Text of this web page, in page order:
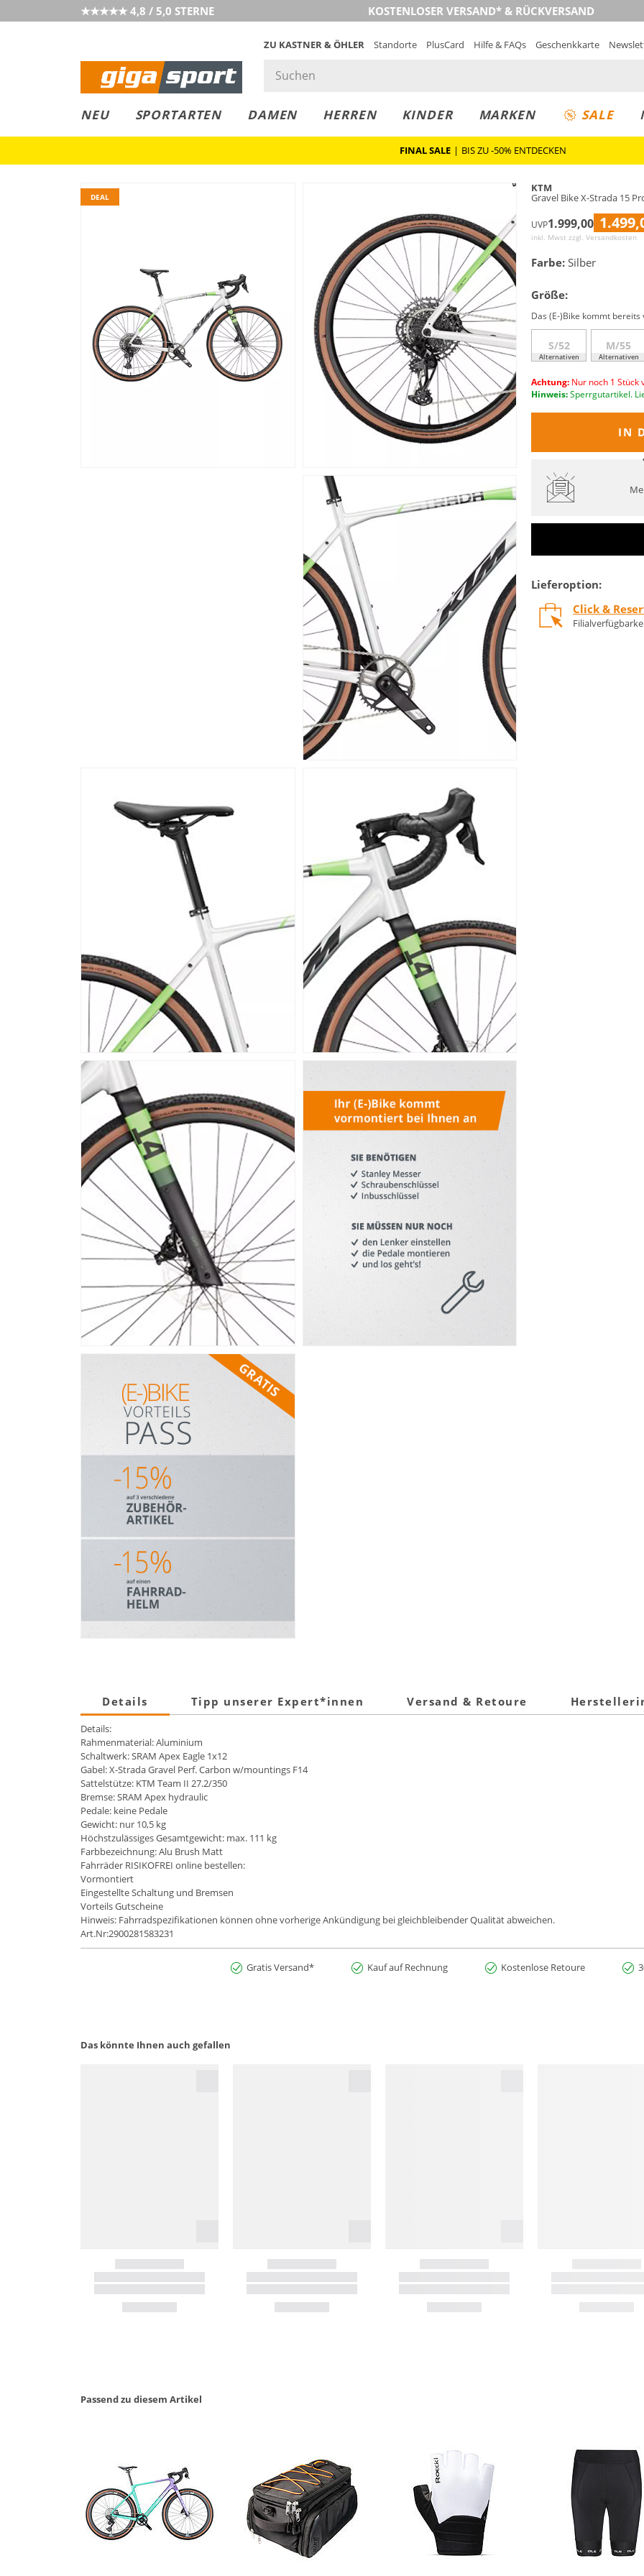
★★★★★ 4,8 / 5,0 STERNE KOSTENLOSER VERSAND* & RÜCKVERSAND
ZU KASTNER & ÖHLER Standorte PlusCard Hilfe & FAQs Geschenkkarte
NEU SPORTARTEN DAMEN HERREN KINDER MARKEN SALE
LEASING
COLLECT
RESERVE
FINAL SALE | BIS ZU -50% ENTDECKEN
DEAL
KTM
Gravel Bike X-Strada 15
UVP1.999,00
inkl. Mwst zzgl. Versandkosten
Farbe: Silber
Größe:
Das (E-)Bike kommt
S/52
Alternativen
M/55
Alternativen
Achtung: Nur noch 1 Stück
Hinweis: Sperrgutartikel.
IN
Lieferoption:
Click &
Details Tipp unserer Expert*innen Versand & Retoure
Details:
Rahmenmaterial: Aluminium
Schaltwerk: SRAM Apex Eagle 1x12
Gabel: X-Strada Gravel Perf. Carbon w/mountings F14
Sattelstütze: KTM Team II 27.2/350
Bremse: SRAM Apex hydraulic
Pedale: keine Pedale
Gewicht: nur 10,5 kg
Höchstzulässiges Gesamtgewicht: max. 111 kg
Farbbezeichnung: Alu Brush Matt
Fahrräder RISIKOFREI online bestellen:
Vormontiert
Eingestellte Schaltung und Bremsen
Vorteils Gutscheine
Hinweis: Fahrradspezifikationen können ohne vorherige Ankündigung bei gleichbleibender Qualität abweichen.
Art.Nr:2900281583231
Gratis Versand* Kauf auf Rechnung Kostenlose Retoure
Das könnte Ihnen auch gefallen
Passend zu diesem Artikel